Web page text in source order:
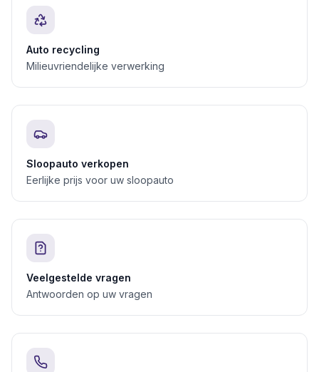
Auto recycling
Milieuvriendelijke verwerking
Sloopauto verkopen
Eerlijke prijs voor uw sloopauto
Veelgestelde vragen
Antwoorden op uw vragen